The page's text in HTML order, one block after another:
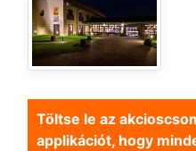
Töltse le az
applikációt, hogy